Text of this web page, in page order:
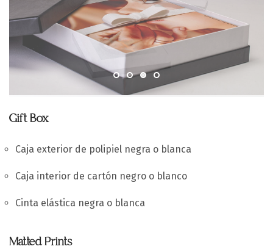
Gift Box
Caja exterior de polipiel negra o blanca
Caja interior de cartón negro o blanco
Cinta elástica negra o blanca
Matted Prints